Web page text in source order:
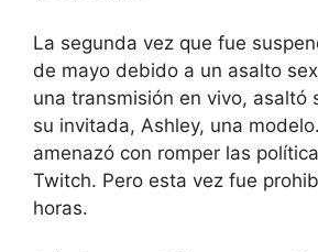
La segunda vez que fue
de mayo debido a un asalto
una transmisión en vivo, asaltó
su invitada, Ashley, una
amenazó con romper las
Twitch. Pero esta vez fue
horas.